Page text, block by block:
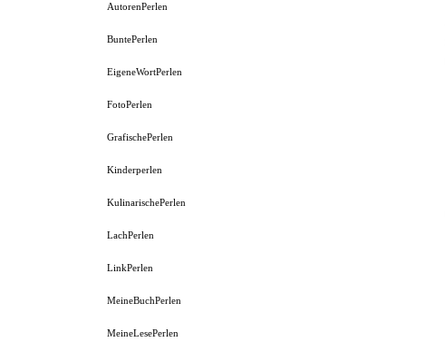
AutorenPerlen
BuntePerlen
EigeneWortPerlen
FotoPerlen
GrafischePerlen
Kinderperlen
KulinarischePerlen
LachPerlen
LinkPerlen
MeineBuchPerlen
MeineLesePerlen